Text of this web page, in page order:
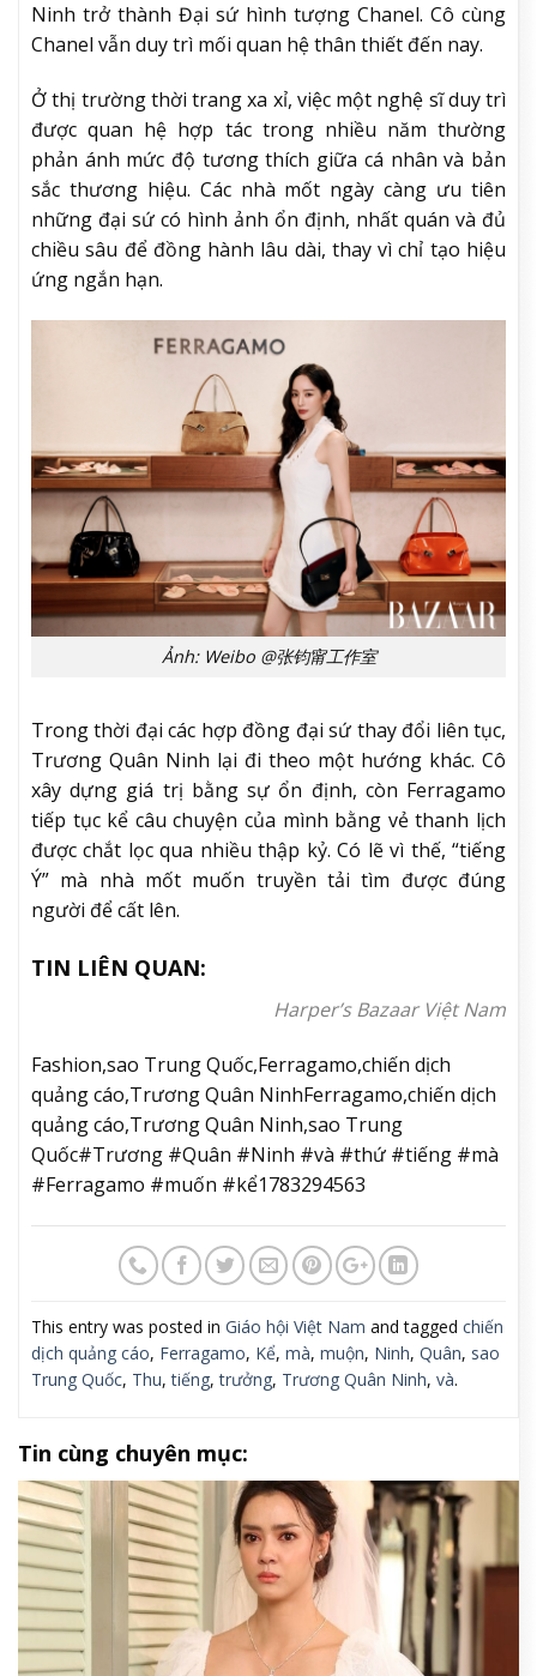
Ninh trở thành Đại sứ hình tượng Chanel. Cô cùng
Chanel vẫn duy trì mối quan hệ thân thiết đến nay.
Ở thị trường thời trang xa xỉ, việc một nghệ sĩ duy trì
được quan hệ hợp tác trong nhiều năm thường
phản ánh mức độ tương thích giữa cá nhân và bản
sắc thương hiệu. Các nhà mốt ngày càng ưu tiên
những đại sứ có hình ảnh ổn định, nhất quán và đủ
chiều sâu để đồng hành lâu dài, thay vì chỉ tạo hiệu
ứng ngắn hạn.
Ảnh: Weibo @张钧甯工作室
Trong thời đại các hợp đồng đại sứ thay đổi liên tục,
Trương Quân Ninh lại đi theo một hướng khác. Cô
xây dựng giá trị bằng sự ổn định, còn Ferragamo
tiếp tục kể câu chuyện của mình bằng vẻ thanh lịch
được chắt lọc qua nhiều thập kỷ. Có lẽ vì thế, “tiếng
Ý” mà nhà mốt muốn truyền tải tìm được đúng
người để cất lên.
TIN LIÊN QUAN:
Harper’s Bazaar Việt Nam
Fashion,sao Trung Quốc,Ferragamo,chiến dịch
quảng cáo,Trương Quân NinhFerragamo,chiến dịch
quảng cáo,Trương Quân Ninh,sao Trung
Quốc#Trương #Quân #Ninh #và #thứ #tiếng #mà
#Ferragamo #muốn #kể1783294563
This entry was posted in Giáo hội Việt Nam and tagged chiến
dịch quảng cáo, Ferragamo, Kể, mà, muộn, Ninh, Quân, sao
Trung Quốc, Thu,tiếng,trưởng, Trương Quân Ninh, và.
Tin cùng chuyên mục: